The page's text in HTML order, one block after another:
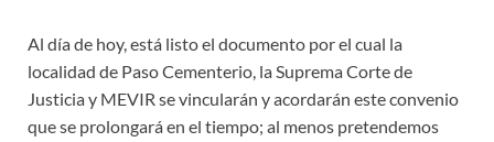
Al día de hoy, está listo el documento por el cual la
localidad de Paso Cementerio, la Suprema Corte de
Justicia y MEVIR se vincularán y acordarán este convenio
que se prolongará en el tiempo; al menos pretendemos